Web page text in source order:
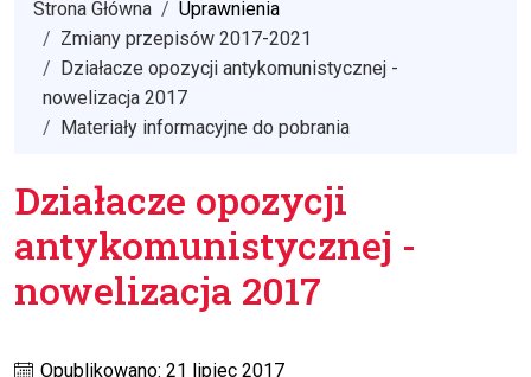
Strona Główna
Uprawnienia
Zmiany przepisów 2017-2021
Działacze opozycji antykomunistycznej -
nowelizacja 2017
Materiały informacyjne do pobrania
Działacze opozycji
antykomunistycznej -
nowelizacja 2017
Opublikowano: 21 lipiec 2017